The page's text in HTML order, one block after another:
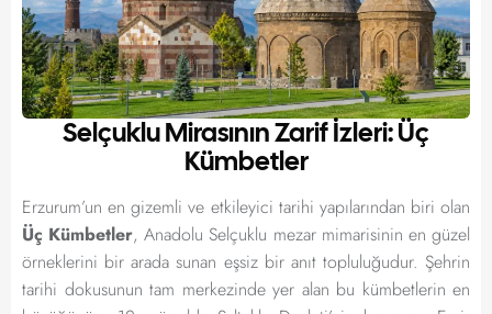
Selçuklu Mirasının Zarif İzleri: Üç
Kümbetler
Erzurum’un en gizemli ve etkileyici tarihi yapılarından biri olan
Üç Kümbetler, Anadolu Selçuklu mezar mimarisinin en güzel
örneklerini bir arada sunan eşsiz bir anıt topluluğudur. Şehrin
tarihi dokusunun tam merkezinde yer alan bu kümbetlerin en